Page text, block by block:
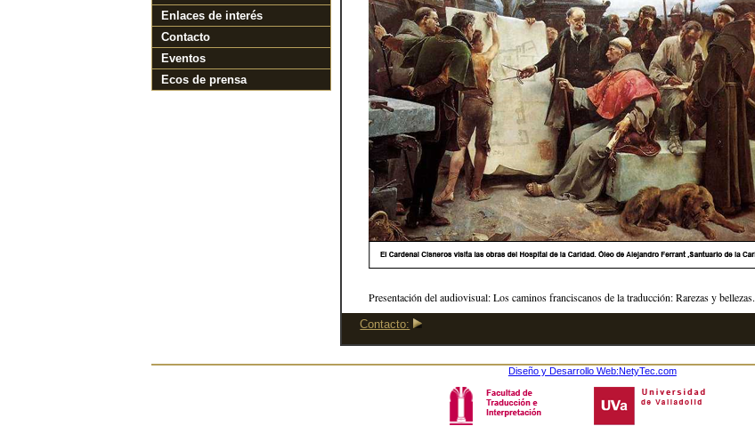
Enlaces de interés
Contacto
Eventos
Ecos de prensa
Presentación del audiovisual: Los caminos franciscanos de la traducción: Rarezas y bellezas.
Contacto:
Diseño y Desarrollo Web:NetyTec.com